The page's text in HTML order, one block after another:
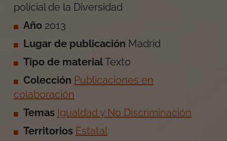
policial de la Diversidad
Año 2013
Lugar de publicación Madrid
Tipo de material Texto
Colección Publicaciones en
colaboración
Temas Igualdad y No Discriminación
Territorios Estatal